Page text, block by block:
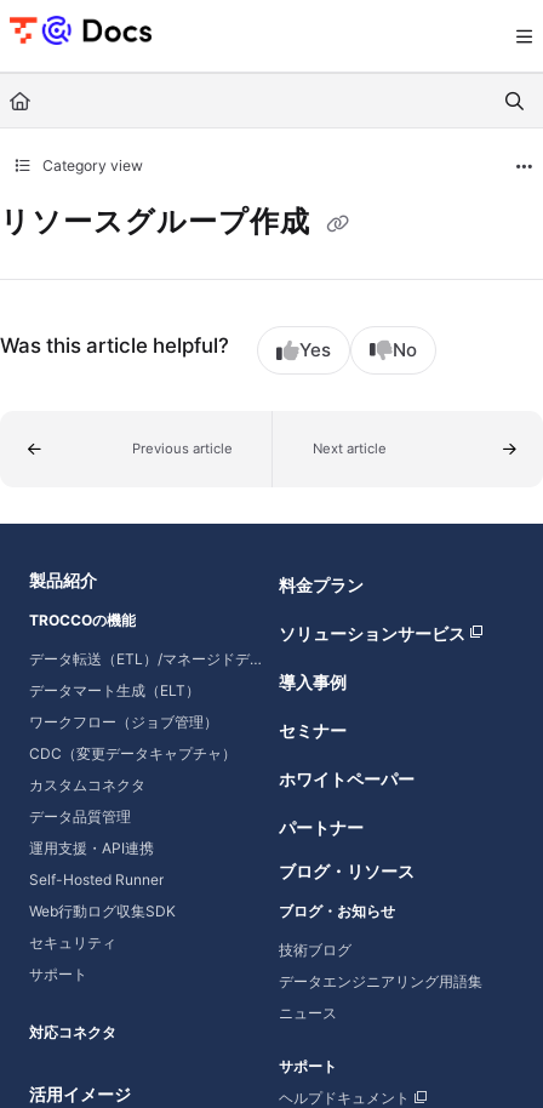
Documentation Index
Use this file to discover all available pages before exploring further.
Category view
リソースグループ作成
Was this article helpful? Yes No
Previous article Next article
製品紹介
TROCCOの機能
データ転送（ETL）/マネージドデータ転送
データマート生成（ELT）
ワークフロー（ジョブ管理）
CDC（変更データキャプチャ）
カスタムコネクタ
データ品質管理
運用支援・API連携
Self-Hosted Runner
Web行動ログ収集SDK
セキュリティ
サポート
対応コネクタ
活用イメージ
料金プラン
ソリューションサービス
導入事例
セミナー
ホワイトペーパー
パートナー
ブログ・リソース
ブログ・お知らせ
技術ブログ
データエンジニアリング用語集
ニュース
サポート
ヘルプドキュメント